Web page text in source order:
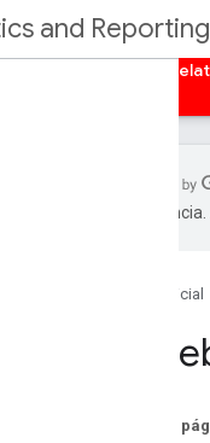
and
Página inicial
Nesta